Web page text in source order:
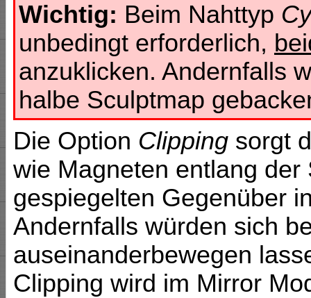
Wichtig: Beim Nahttyp
unbedingt erforderlich,
anzuklicken. Andernfalls
halbe Sculptmap
Die Option Clipping sorgt
wie Magneten entlang
gespiegelten Gegenüber
Andernfalls würden sich
auseinanderbewegen
Clipping wird im Mirror